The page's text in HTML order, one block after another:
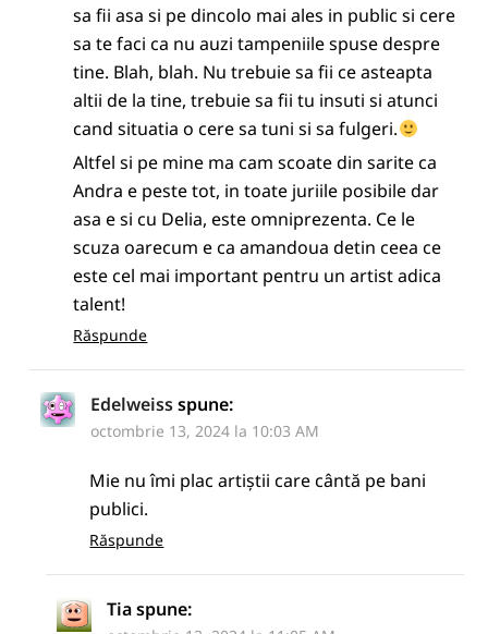
sa fii asa si pe dincolo mai ales in public si cere
sa te faci ca nu auzi tampeniile spuse despre
tine. Blah, blah. Nu trebuie sa fii ce asteapta
altii de la tine, trebuie sa fii tu insuti si atunci
cand situatia o cere sa tuni si sa fulgeri.
Altfel si pe mine ma cam scoate din sarite ca
Andra e peste tot, in toate juriile posibile dar
asa e si cu Delia, este omniprezenta. Ce le
scuza oarecum e ca amandoua detin ceea ce
este cel mai important pentru un artist adica
talent!
Răspunde
Edelweiss spune:
octombrie 13, 2024 la 10:03 AM
Mie nu îmi plac artiștii care cântă pe bani
publici.
Răspunde
Tia spune: